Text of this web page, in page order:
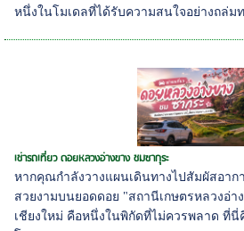
หนึ่งในโมเดลที่ได้รับความสนใจอย่างถล่มท
เช่ารถเที่ยว ดอยหลวงอ่างขาง ชมซากุระ
หากคุณกำลังวางแผนเดินทางไปสัมผัสอา
สวยงามบนยอดดอย "สถานีเกษตรหลวงอ่า
เชียงใหม่ คือหนึ่งในพิกัดที่ไม่ควรพลาด ที่